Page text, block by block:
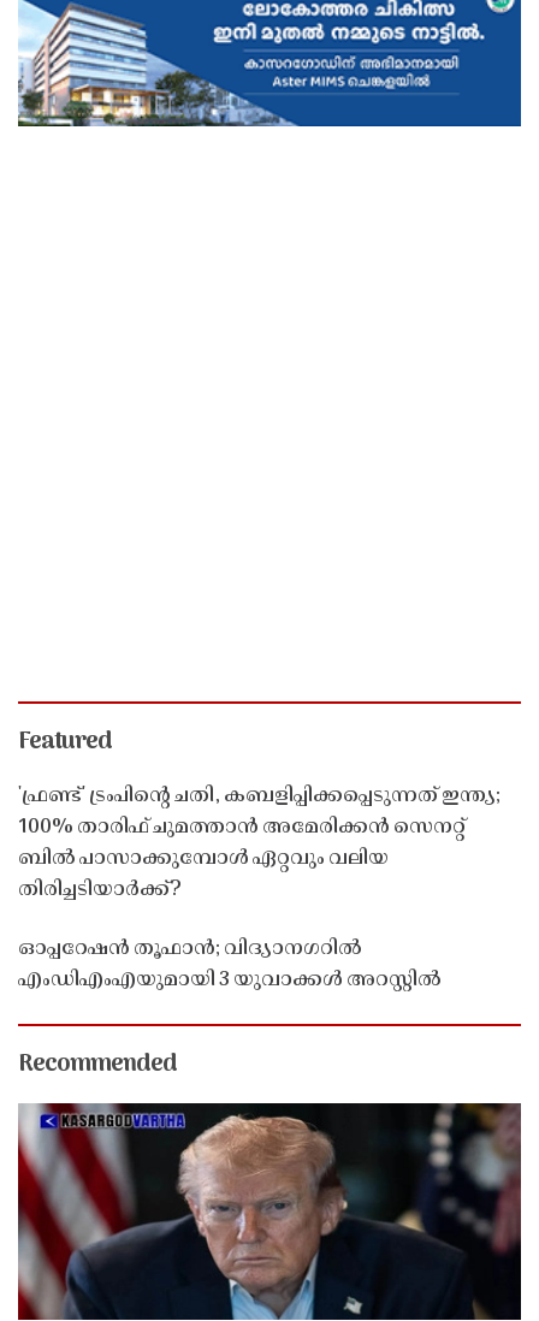
Featured
'ഫ്രണ്ട്' ട്രംപിന്റെ ചതി, കബളിപ്പിക്കപ്പെടുന്നത് ഇന്ത്യ;
100% താരിഫ് ചുമത്താൻ അമേരിക്കൻ സെനറ്റ്
ബിൽ പാസാക്കുമ്പോൾ ഏറ്റവും വലിയ
തിരിച്ചടിയാർക്ക്?
ഓപ്പറേഷൻ തൂഫാൻ; വിദ്യാനഗറിൽ
എംഡിഎംഎയുമായി 3 യുവാക്കൾ അറസ്റ്റിൽ
Recommended